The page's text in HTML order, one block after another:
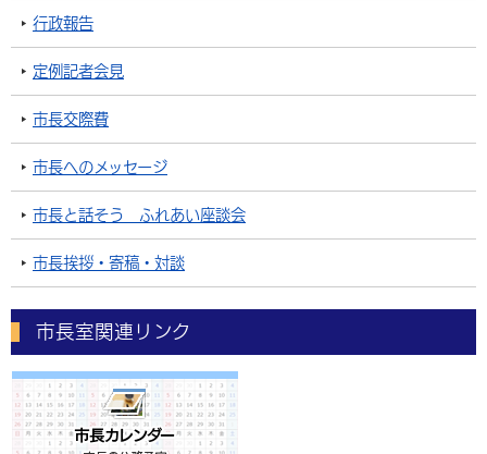
行政報告
定例記者会見
市長交際費
市長へのメッセージ
市長と話そう ふれあい座談会
市長挨拶・寄稿・対談
市長室関連リンク